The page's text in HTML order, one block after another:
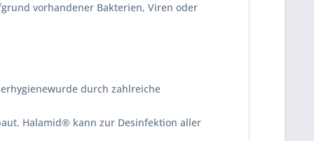
vorhandener Bakterien, Viren oder
durch zahlreiche
Halamid® kann zur Desinfektion aller